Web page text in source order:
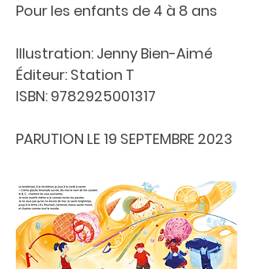
Pour les enfants de 4 à 8 ans
Illustration: Jenny Bien-Aimé
Éditeur: Station T
ISBN: 9782925001317
PARUTION LE 19 SEPTEMBRE 2023